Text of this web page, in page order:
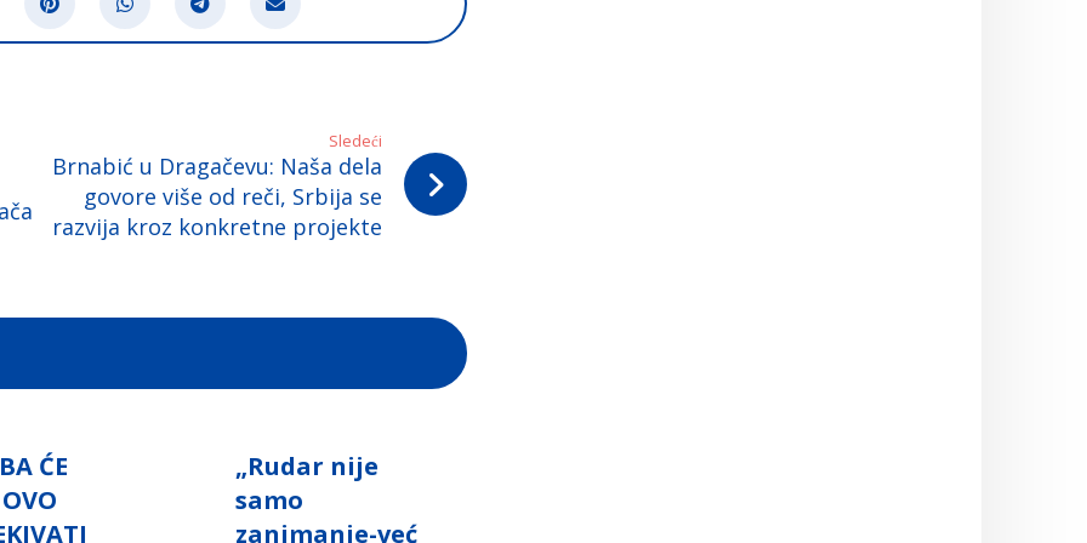
Sledeći
Brnabić u Dragačevu: Naša dela
govore više od reči, Srbija se
razvija kroz konkretne projekte
ĆE
„Rudar nije
samo
zanimanje-već